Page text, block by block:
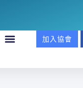
加入協會